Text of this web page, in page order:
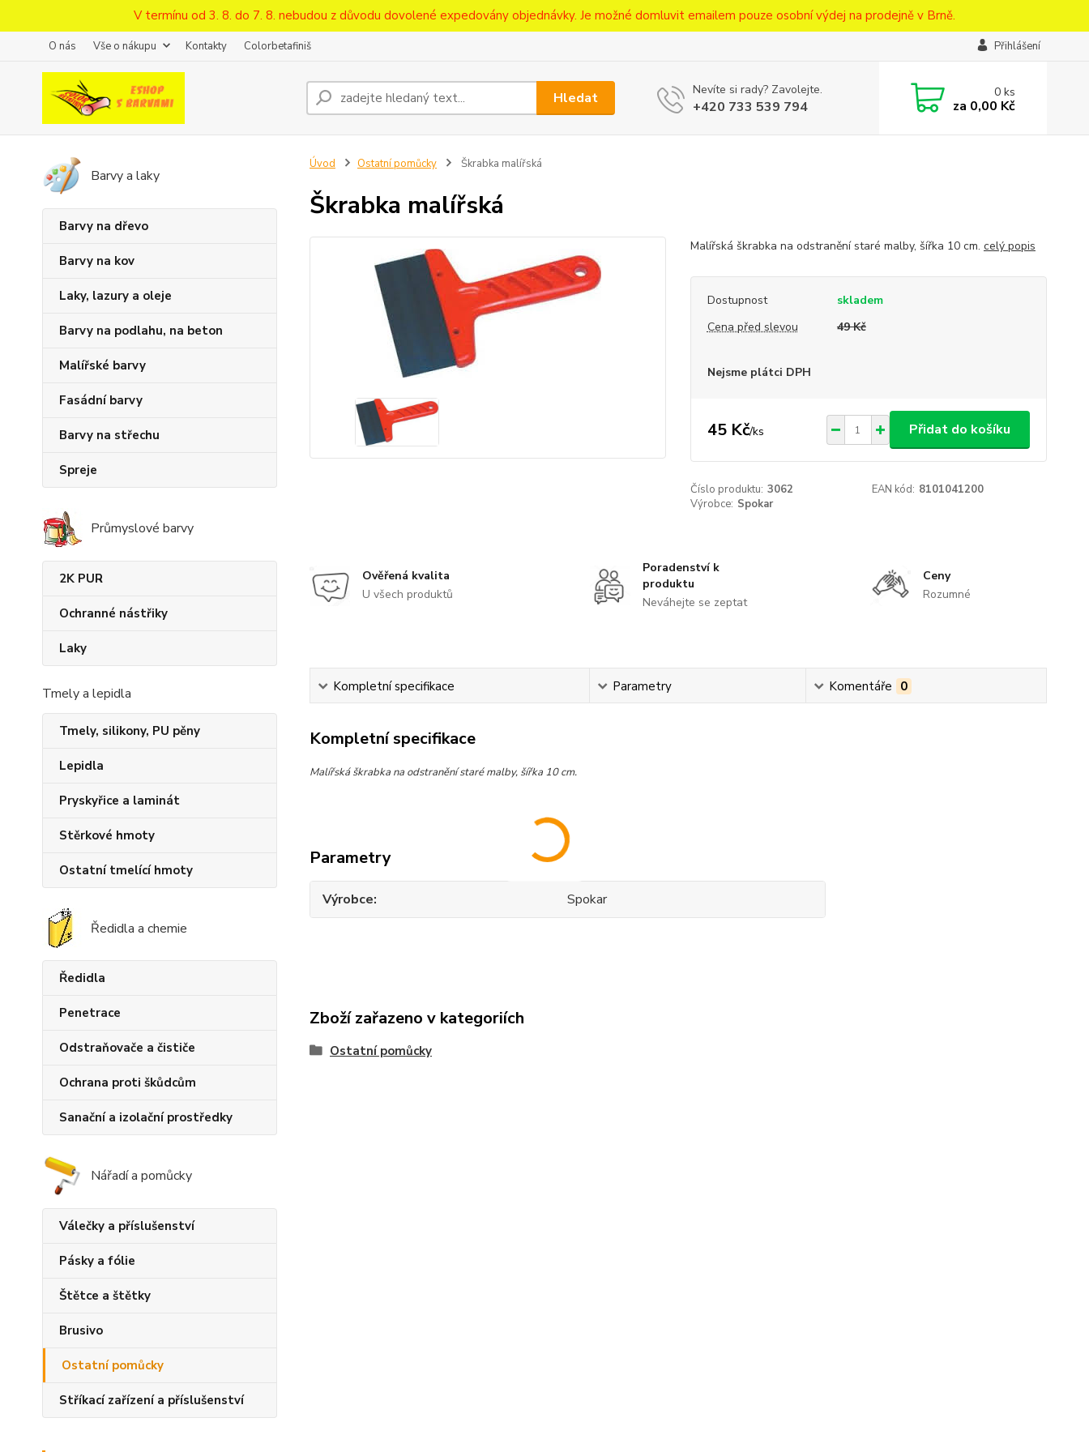
V termínu od 3. 8. do 7. 8. nebudou z důvodu dovolené expedovány objednávky. Je možné domluvit emailem pouze osobní výdej na prodejně v Brně.
O nás Vše o nákupu Kontakty Colorbetafiniš Přihlášení
Hledat Nevíte si rady? Zavolejte.
+420 733 539 794
0ks
za 0,00 Kč
Barvy a laky
Barvy na dřevo
Barvy na kov
Laky, lazury a oleje
Barvy na podlahu, na beton
Malířské barvy
Fasádní barvy
Barvy na střechu
Spreje
Průmyslové barvy
2K PUR
Ochranné nástřiky
Laky
Tmely a lepidla
Tmely, silikony, PU pěny
Lepidla
Pryskyřice a laminát
Stěrkové hmoty
Ostatní tmelící hmoty
Ředidla a chemie
Ředidla
Penetrace
Odstraňovače a čističe
Ochrana proti škůdcům
Sanační a izolační prostředky
Nářadí a pomůcky
Válečky a příslušenství
Pásky a fólie
Štětce a štětky
Brusivo
Ostatní pomůcky
Stříkací zařízení a příslušenství
Úvod Ostatní pomůcky Škrabka malířská
Škrabka malířská
Malířská škrabka na odstranění staré malby, šířka 10 cm. celý popis
Dostupnost
skladem
Cena před slevou
49 Kč
Nejsme plátci DPH
45 Kč/ks Přidat do košíku
Číslo produktu: 3062 EAN kód: 8101041200
Výrobce: Spokar
Ověřená kvalita
U všech produktů
Poradenství k
produktu
Neváhejte se zeptat
Ceny
Rozumné
Kompletní specifikace Parametry Komentáře 0
Kompletní specifikace
Malířská škrabka na odstranění staré malby, šířka 10 cm.
Parametry
Výrobce Spokar
Zboží zařazeno v kategoriích
Ostatní pomůcky